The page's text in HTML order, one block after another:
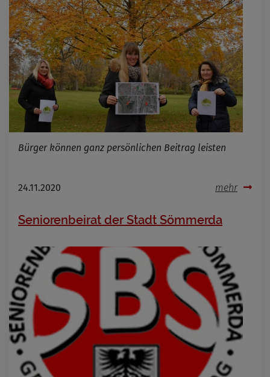
Bürger können ganz persönlichen Beitrag leisten
24.11.2020 mehr
Seniorenbeirat der Stadt Sömmerda